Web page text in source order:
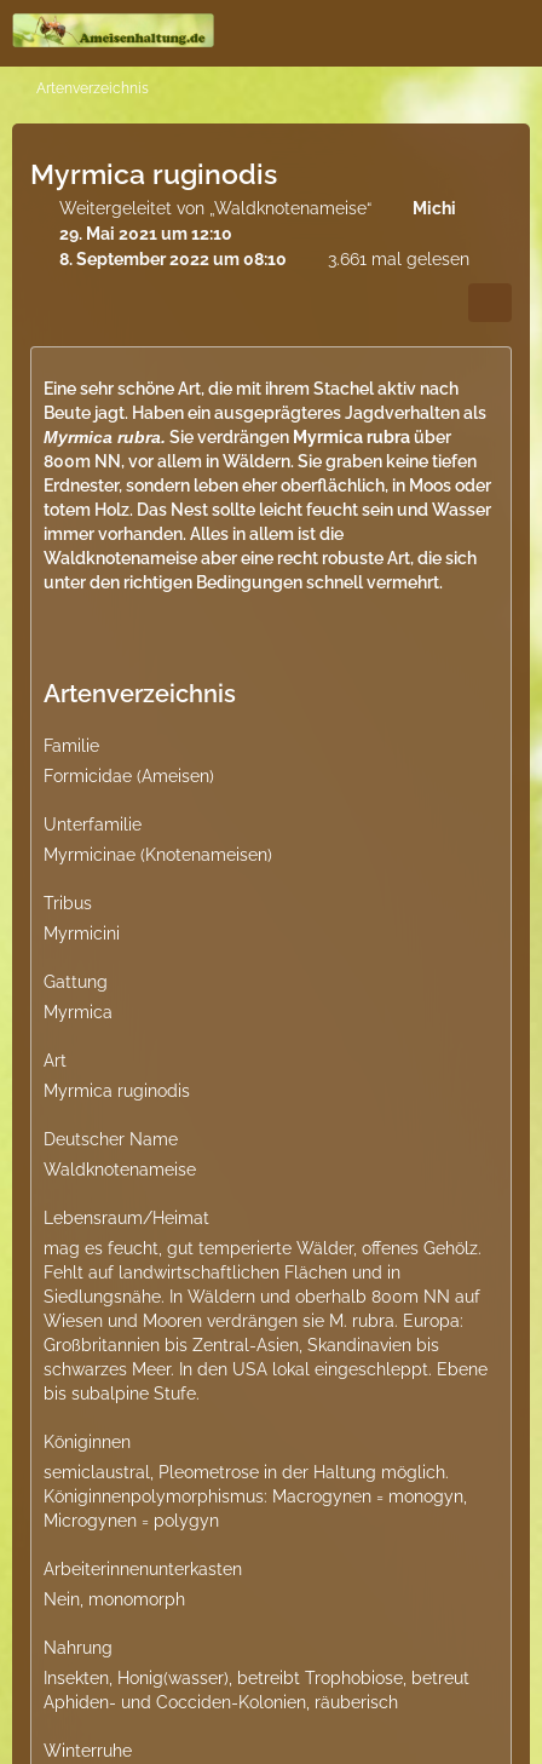
Artenverzeichnis
Myrmica ruginodis
Weitergeleitet von „Waldknotenameise“
Michi
29. Mai 2021 um 12:10
8. September 2022 um 08:10
3.661 mal gelesen
Eine sehr schöne Art, die mit ihrem Stachel aktiv nach
Beute jagt. Haben ein ausgeprägteres Jagdverhalten als
Myrmica rubra. Sie verdrängen Myrmica rubraüber
800m NN, vor allem in Wäldern. Sie graben keine tiefen
Erdnester, sondern leben eher oberflächlich, in Moos oder
totem Holz. Das Nest sollte leicht feucht sein und Wasser
immer vorhanden. Alles in allem ist die
Waldknotenameise aber eine recht robuste Art, die sich
unter den richtigen Bedingungen schnell vermehrt.
Artenverzeichnis
Familie
Formicidae (Ameisen)
Unterfamilie
Myrmicinae (Knotenameisen)
Tribus
Myrmicini
Gattung
Myrmica
Art
Myrmica ruginodis
Deutscher Name
Waldknotenameise
Lebensraum/Heimat
mag es feucht, gut temperierte Wälder, offenes Gehölz.
Fehlt auf landwirtschaftlichen Flächen und in
Siedlungsnähe. In Wäldern und oberhalb 800m NN auf
Wiesen und Mooren verdrängen sie M. rubra. Europa:
Großbritannien bis Zentral-Asien, Skandinavien bis
schwarzes Meer. In den USA lokal eingeschleppt. Ebene
bis subalpine Stufe.
Königinnen
semiclaustral, Pleometrose in der Haltung möglich.
Königinnenpolymorphismus: Macrogynen = monogyn,
Microgynen = polygyn
Arbeiterinnenunterkasten
Nein, monomorph
Nahrung
Insekten, Honig(wasser), betreibt Trophobiose, betreut
Aphiden- und Cocciden-Kolonien, räuberisch
Winterruhe